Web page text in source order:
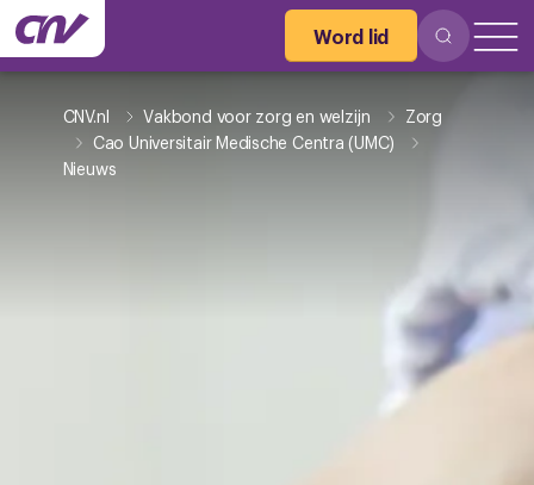
Word lid
CNV.nl Vakbond voor zorg en welzijn
Zorg
Cao Universitair Medische Centra (UMC)
Nieuws